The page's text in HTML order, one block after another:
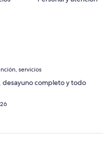
servicios
desayuno completo y todo